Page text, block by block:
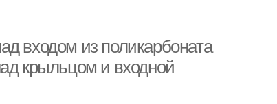
входом из поликарбоната
крыльцом и входной